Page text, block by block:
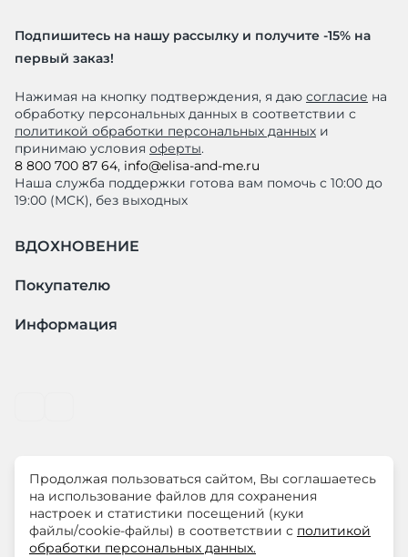
Подпишитесь на нашу рассылку и получите -15% на
первый заказ!
Нажимая на кнопку подтверждения, я даю согласие на
обработку персональных данных в соответствии с
политикой обработки персональных данных и
принимаю условия оферты.
8 800 700 87 64, info@elisa-and-me.ru
Наша служба поддержки готова вам помочь с 10:00 до
19:00 (МСК), без выходных
ВДОХНОВЕНИЕ
Покупателю
Информация
© ООО "ЛиМ Холдинг" 2026
ELISA.AND.ME – элегантная премиум одежда для
Продолжая пользоваться сайтом, Вы соглашаетесь
на использование файлов для сохранения
настроек и статистики посещений (куки
файлы/cookie-файлы) в соответствии с политикой
обработки персональных данных.